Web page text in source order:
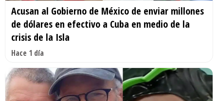
Acusan al Gobierno de México de enviar millones
de dólares en efectivo a Cuba en medio de la
crisis de la Isla
Hace 1 día